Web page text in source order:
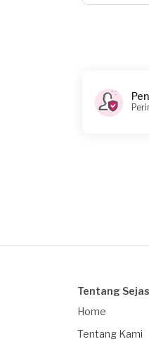
Tentang
Home
Tentang Kami